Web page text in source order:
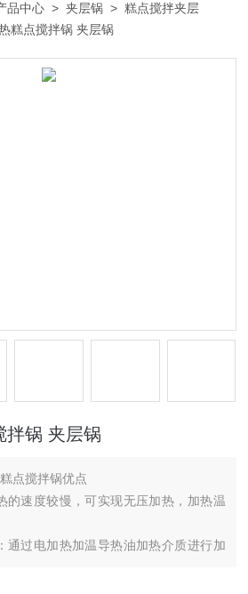
品中心 >夹层锅 >糕点搅拌夹层
糕点搅拌锅 夹层锅
拌锅 夹层锅
点搅拌锅优点
的速度较慢，可实现无压加热，加热温
通过电加热加温导热油加热介质进行加
统，出料方式有立式或可倾式和搅拌装